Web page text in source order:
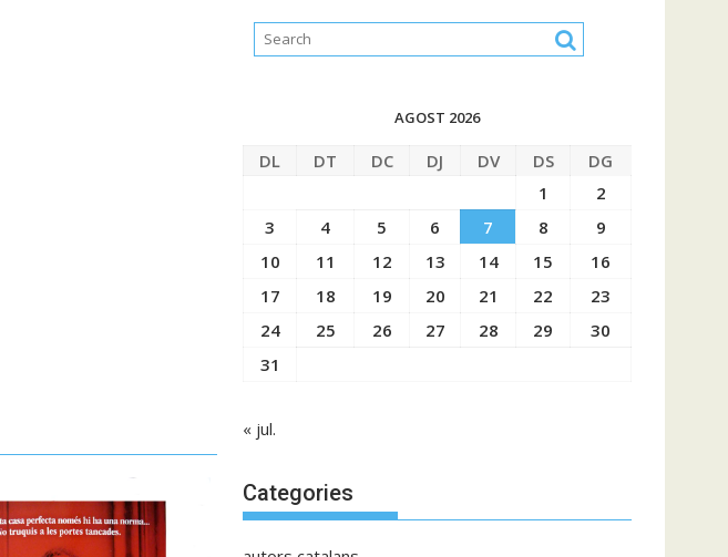
AGOST 2026
DL DT DC DJ DV DS
DG
1
2
3
4 5 6 7 8
9
10
11 12 13 14 15
16
17
18 19 20 21 22
23
24
25 26 27 28 29
30
31
« jul.
Categories